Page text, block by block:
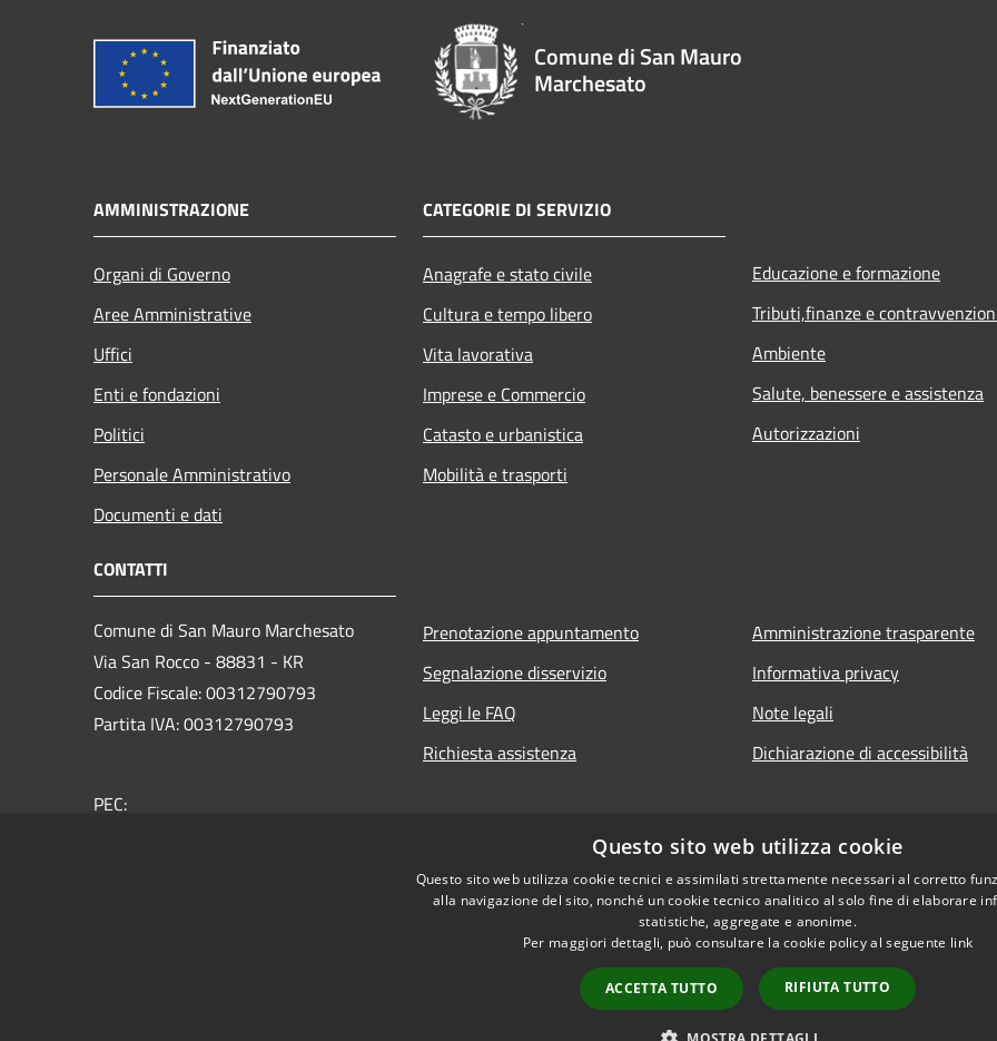
Comune di San Mauro
Marchesato
AMMINISTRAZIONE
Organi di Governo
Aree Amministrative
Uffici
Enti e fondazioni
Politici
Personale Amministrativo
Documenti e dati
CATEGORIE DI SERVIZIO
Anagrafe e stato civile
Cultura e tempo libero
Vita lavorativa
Imprese e Commercio
Catasto e urbanistica
Mobilità e trasporti
Educazione e formazione
Tributi,finanze e
Ambiente
Salute, benessere e assistenza
Autorizzazioni
CONTATTI
Comune di San Mauro Marchesato
Via San Rocco - 88831 - KR
Codice Fiscale: 00312790793
Partita IVA: 00312790793
PEC:
Prenotazione appuntamento
Segnalazione disservizio
Leggi le FAQ
Richiesta assistenza
Amministrazione trasparente
Informativa privacy
Note legali
Dichiarazione di accessibilità
Copyright © 2026 •
Questo sito web utilizza cookie
Questo sito web utilizza cookie tecnici e assimilati strettamente necessari al corretto
alla navigazione del sito, nonché un cookie tecnico analitico al solo fine di elaborare
statistiche, aggregate e anonime.
Per maggiori dettagli, può consultare la cookie policy al seguente link
ACCETTA TUTTO RIFIUTA TUTTO